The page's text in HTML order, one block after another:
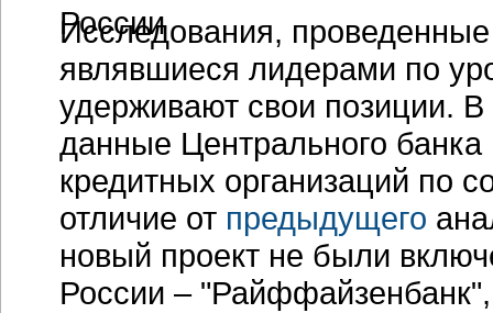
Исследования,
являвшиеся лидерами по
удерживают свои позиции. В
данные Центрального
кредитных организаций по
отличие от предыдущего
новый проект не были
России –